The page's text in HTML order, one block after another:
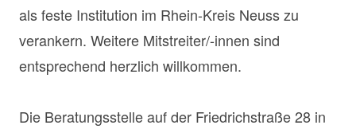
als feste Institution im Rhein-Kreis Neuss zu
verankern. Weitere Mitstreiter/-innen sind
entsprechend herzlich willkommen.
Die Beratungsstelle auf der Friedrichstraße 28 in